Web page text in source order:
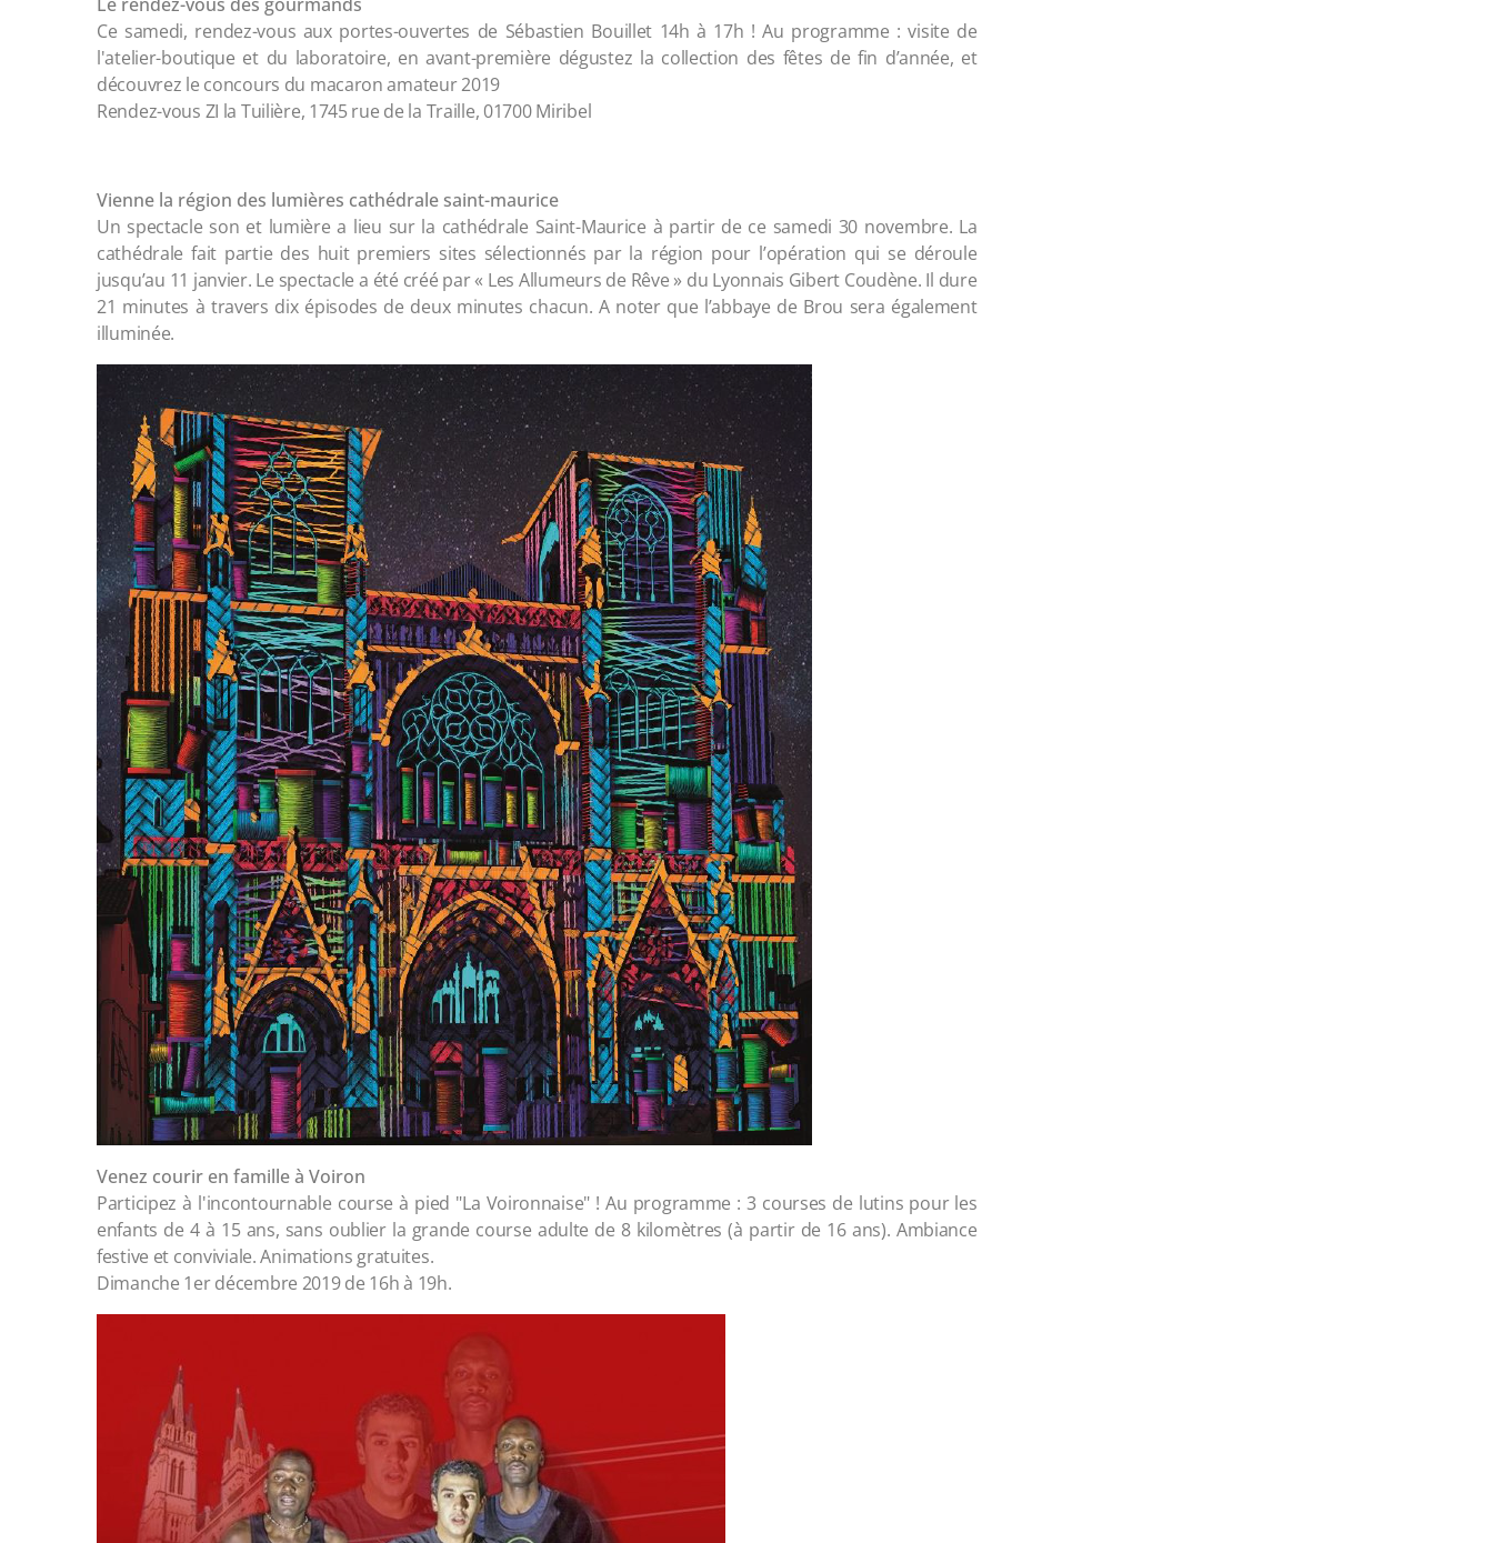
Ce samedi, rendez-vous aux portes-ouvertes de Sébastien Bouillet 14h à 17h ! Au programme : visite de
l'atelier-boutique et du laboratoire, en avant-première dégustez la collection des fêtes de fin d’année, et
découvrez le concours du macaron amateur 2019
Rendez-vous ZI la Tuilière, 1745 rue de la Traille, 01700 Miribel
Vienne la région des lumières cathédrale saint-maurice
Un spectacle son et lumière a lieu sur la cathédrale Saint-Maurice à partir de ce samedi 30 novembre. La
cathédrale fait partie des huit premiers sites sélectionnés par la région pour l’opération qui se déroule
jusqu’au 11 janvier. Le spectacle a été créé par « Les Allumeurs de Rêve » du Lyonnais Gibert Coudène. Il dure
21 minutes à travers dix épisodes de deux minutes chacun. A noter que l’abbaye de Brou sera également
illuminée.
Venez courir en famille à Voiron
Participez à l'incontournable course à pied "La Voironnaise" ! Au programme : 3 courses de lutins pour les
enfants de 4 à 15 ans, sans oublier la grande course adulte de 8 kilomètres (à partir de 16 ans). Ambiance
festive et conviviale. Animations gratuites.
Dimanche 1er décembre 2019 de 16h à 19h.